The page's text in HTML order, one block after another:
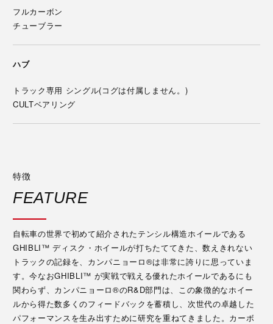
フルカーボン
チューブラー
ハブ
トラック専用 シングル(コグは付属しません。)
CULTベアリング
特徴
FEATURE
自転車の世界で初めて紹介されたテンシル構造ホイールである
GHIBLI™ ディスク・ホイールが打ちたててきた、数えきれない
トラックの記録を、カンパニョーロ®は非常に誇りに思っていま
す。今なおGHIBLI™ が実戦で戦える優れたホイールであるにも
関わらず、カンパニョーロ®のR&D部門は、この象徴的なホイー
ルから得た数多くのフィードバックを蓄積し、次世代の卓越した
パフォーマンスを生み出すために研究を重ねてきました。カーボ